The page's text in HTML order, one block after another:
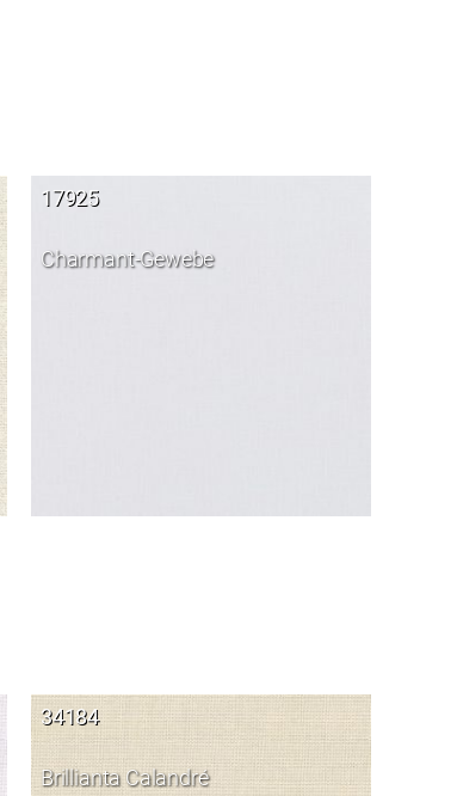
17925
Charmant-Gewebe
34184
Brillianta Calandré